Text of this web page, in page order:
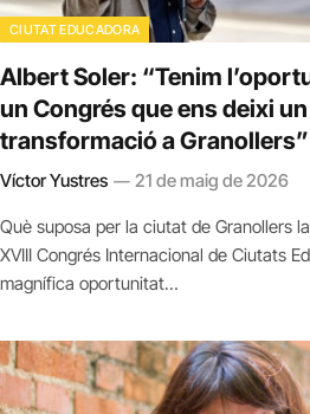
CIUTAT EDUCADORA
Albert Soler: “Tenim
un Congrés que ens deixi
transformació a Granollers”
Víctor Yustres 21 de maig de 2026
Què suposa per la ciutat de Granollers
XVIII Congrés Internacional de Ciutats
magnífica oportunitat…